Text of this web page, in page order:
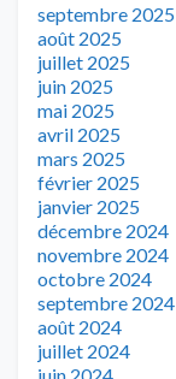
septembre 2025
août 2025
juillet 2025
juin 2025
mai 2025
avril 2025
mars 2025
février 2025
janvier 2025
décembre 2024
novembre 2024
octobre 2024
septembre 2024
août 2024
juillet 2024